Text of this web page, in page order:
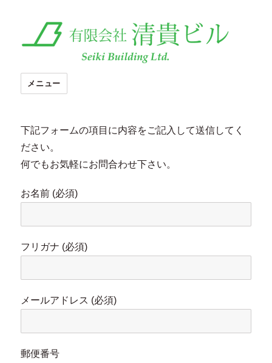
メニュー
下記フォームの項目に内容をご記入して送信してく
ださい。
何でもお気軽にお問合わせ下さい。
お名前 (必須)
フリガナ (必須)
メールアドレス (必須)
郵便番号